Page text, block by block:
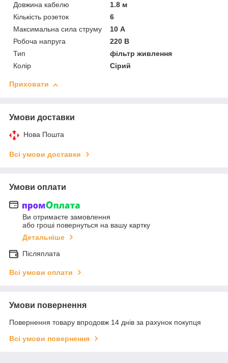
Довжина кабелю
1.8 м
Кількість розеток
6
Максимальна сила струму
10 А
Робоча напруга
220 В
Тип
фільтр живлення
Колір
Сірий
Приховати
Умови доставки
Нова Пошта
Всі умови доставки
Умови оплати
Ви отримаєте замовлення
або гроші повернуться на вашу картку
Детальніше
Післяплата
Всі умови оплати
Умови повернення
Повернення товару впродовж 14 днів за рахунок покупця
Всі умови повернення